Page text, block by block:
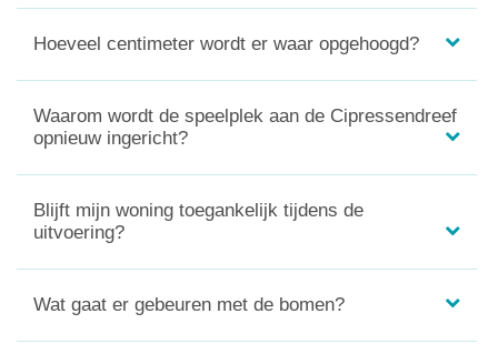
Hoeveel centimeter wordt er waar opgehoogd?
Waarom wordt de speelplek aan de Cipressendreef
opnieuw ingericht?
Blijft mijn woning toegankelijk tijdens de
uitvoering?
Wat gaat er gebeuren met de bomen?